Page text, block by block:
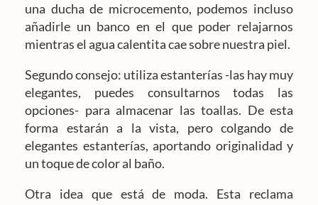
una ducha de microcemento, podemos incluso
añadirle un banco en el que poder relajarnos
mientras el agua calentita cae sobre nuestra piel.
Segundo consejo: utiliza estanterías -las hay muy
elegantes, puedes consultarnos todas las
opciones- para almacenar las toallas. De esta
forma estarán a la vista, pero colgando de
elegantes estanterías, aportando originalidad y
un toque de color al baño.
Otra idea que está de moda. Esta reclama